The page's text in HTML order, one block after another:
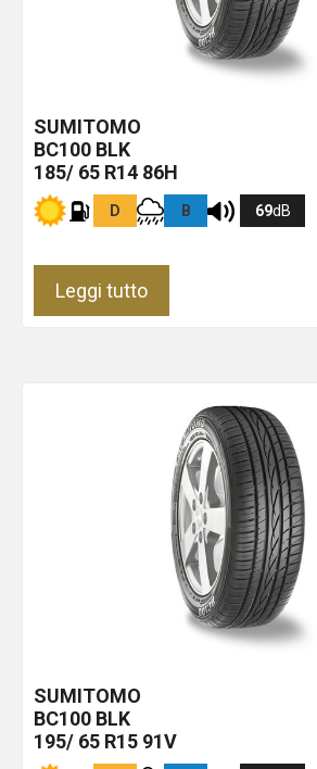
SUMITOMO
BC100 BLK
185/ 65 R14 86H
D B 69dB
Leggi tutto
SUMITOMO
BC100 BLK
195/ 65 R15 91V